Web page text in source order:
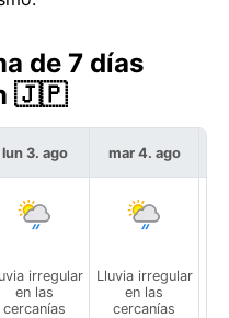
de 7 días
🇯🇵
lun 3. ago
irregular
en las
cercanías
mar 4. ago
Lluvia irregular
en las
cercanías